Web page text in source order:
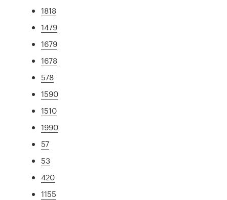
1818
1479
1679
1678
578
1590
1510
1990
57
53
420
1155